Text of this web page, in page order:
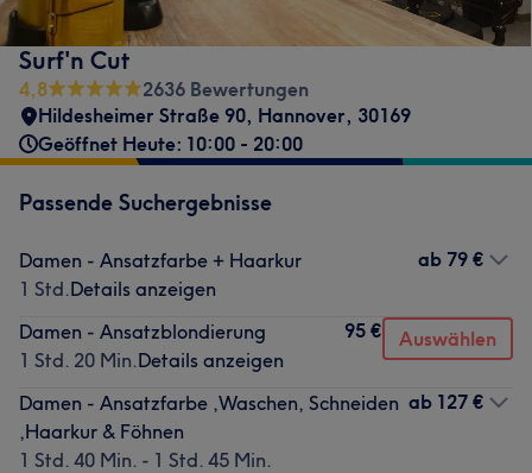
Surf'n Cut
4,8
2636 Bewertungen
Hildesheimer Straße 90, Hannover, 30169
Geöffnet Heute: 10:00 - 20:00
Passende Suchergebnisse
Damen - Ansatzfarbe + Haarkur
1 Std.Details anzeigen
ab 79 €
Damen - Ansatzblondierung
1 Std. 20 Min.Details anzeigen
95 € Auswählen
Damen - Ansatzfarbe ,Waschen, Schneiden
,Haarkur & Föhnen
1 Std. 40 Min. - 1 Std. 45 Min.
ab 127 €